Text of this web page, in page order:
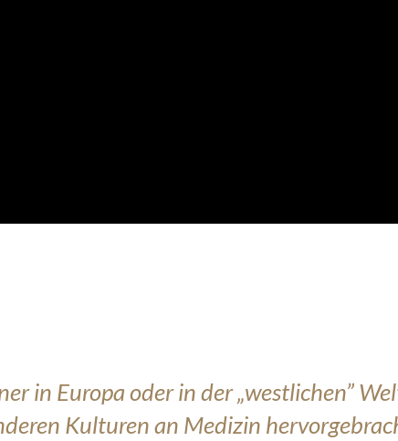
in Europa oder in der „westlichen”
Kulturen an Medizin